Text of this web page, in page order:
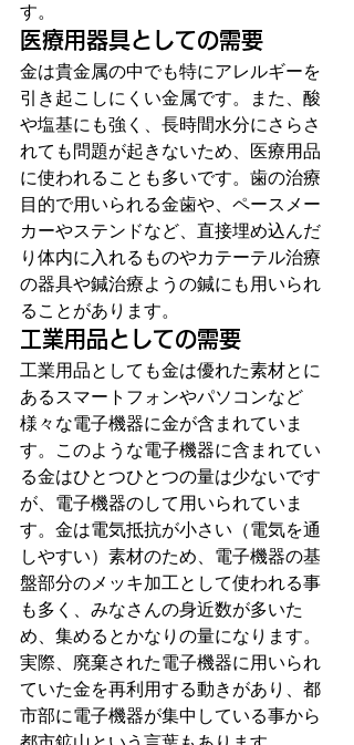
す。
医療用器具としての需要
金は貴金属の中でも特にアレルギーを
引き起こしにくい金属です。また、酸
や塩基にも強く、長時間水分にさらさ
れても問題が起きないため、医療用品
に使われることも多いです。歯の治療
目的で用いられる金歯や、ペースメー
カーやステンドなど、直接埋め込んだ
り体内に入れるものやカテーテル治療
の器具や鍼治療ようの鍼にも用いられ
ることがあります。
工業用品としての需要
工業用品としても金は優れた素材とに
あるスマートフォンやパソコンなど
様々な電子機器に金が含まれていま
す。このような電子機器に含まれてい
る金はひとつひとつの量は少ないです
が、電子機器のして用いられていま
す。金は電気抵抗が小さい（電気を通
しやすい）素材のため、電子機器の基
盤部分のメッキ加工として使われる事
も多く、みなさんの身近数が多いた
め、集めるとかなりの量になります。
実際、廃棄された電子機器に用いられ
ていた金を再利用する動きがあり、都
市部に電子機器が集中している事から